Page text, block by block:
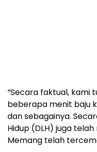
“Secara faktual, kami
beberapa menit baju
dan sebagainya.
Hidup (DLH) juga
Memang telah